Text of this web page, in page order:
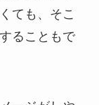
ても、そこ
ることもで